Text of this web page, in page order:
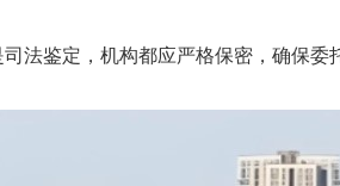
法鉴定，机构都应严格保密，确保